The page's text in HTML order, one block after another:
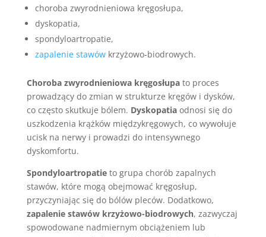
choroba zwyrodnieniowa kręgosłupa,
dyskopatia,
spondyloartropatie,
zapalenie stawówkrzyżowo-biodrowych.
Choroba zwyrodnieniowa kręgosłupato proces
prowadzący do zmian w strukturze kręgów i dysków,
co często skutkuje bólem. Dyskopatiaodnosi się do
uszkodzenia krążków międzykręgowych, co wywołuje
ucisk na nerwy i prowadzi do intensywnego
dyskomfortu.
Spondyloartropatieto grupa chorób zapalnych
stawów, które mogą obejmować kręgosłup,
przyczyniając się do bólów pleców. Dodatkowo,
zapalenie stawów krzyżowo-biodrowych, zazwyczaj
spowodowane nadmiernym obciążeniem lub